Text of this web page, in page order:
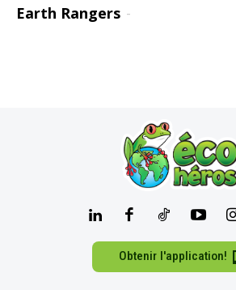
Earth Rangers -
Obtenir l'application!